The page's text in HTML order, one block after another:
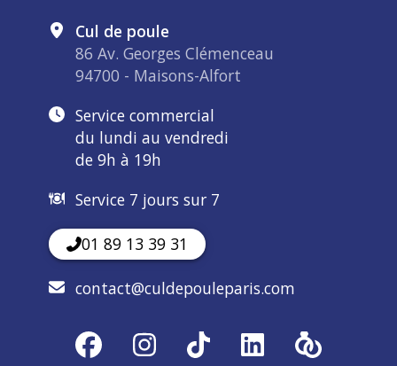
Cul de poule
86 Av. Georges Clémenceau
94700 - Maisons-Alfort
Service commercial
du lundi au vendredi
de 9h à 19h
Service 7 jours sur 7
01 89 13 39 31
contact@culdepouleparis.com